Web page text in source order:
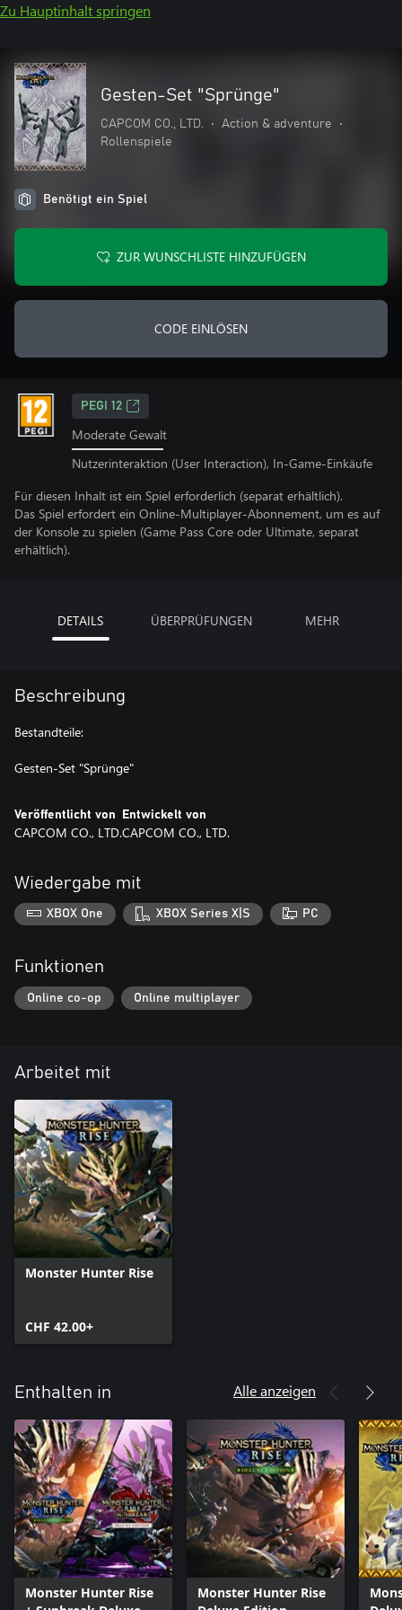
Zu Hauptinhalt springen
Gesten-Set "Sprünge"
CAPCOM CO., LTD. • Action & adventure
•
Rollenspiele
Benötigt ein Spiel
ZUR WUNSCHLISTE HINZUFÜGEN
CODE EINLÖSEN
PEGI 12
Moderate Gewalt
Nutzerinteraktion (User Interaction), In-Game-Einkäufe
Für diesen Inhalt ist ein Spiel erforderlich (separat erhältlich).
Das Spiel erfordert ein Online-Multiplayer-Abonnement, um es auf
der Konsole zu spielen (Game Pass Core oder Ultimate, separat
erhältlich).
DETAILS ÜBERPRÜFUNGEN MEHR
Beschreibung
Bestandteile:
Gesten-Set "Sprünge"
Veröffentlicht von
CAPCOM CO., LTD.
Entwickelt von
CAPCOM CO., LTD.
Wiedergabe mit
XBOX One XBOX Series X|S PC
Funktionen
Online co-op Online multiplayer
Arbeitet mit
Monster Hunter Rise
CHF 42.00+
Enthalten in Alle anzeigen
Monster Hunter Rise
Monster Hunter Rise